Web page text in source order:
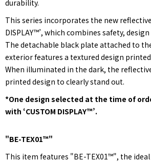
durability.
This series incorporates the new reflective
DISPLAY™’, which combines safety,
The detachable black plate attached to
exterior features a textured design
When illuminated in the dark, the
printed design to clearly stand out.
*One design selected at the time of
with ‘CUSTOM DISPLAY™’.
"BE-TEX01™"
This item features "BE-TEX01™", the